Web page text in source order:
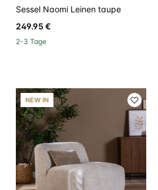
Sessel Naomi Leinen taupe
249.95 €
2-3 Tage
NEW IN